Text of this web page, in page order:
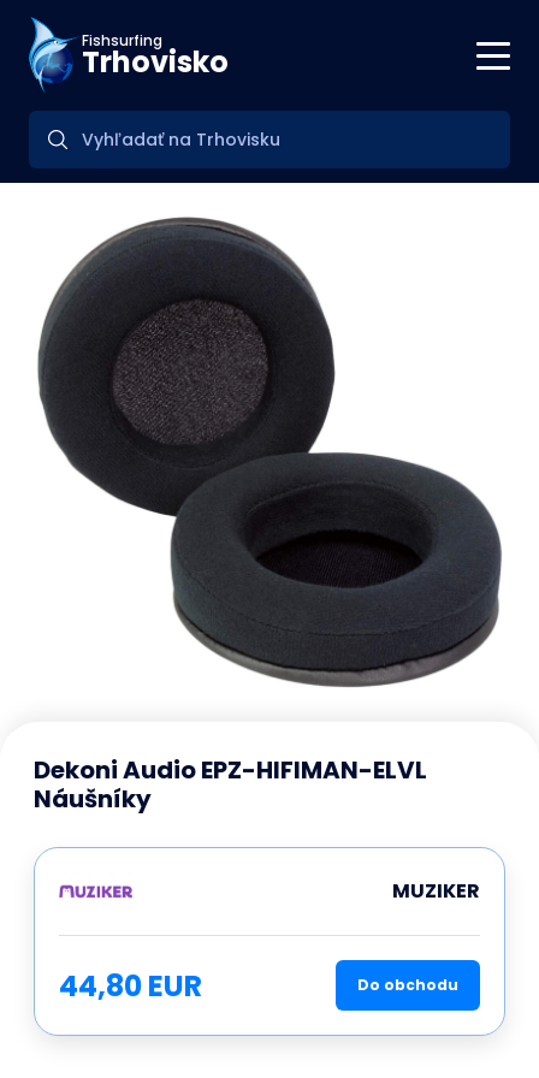
Fishsurfing
Trhovisko
Dekoni Audio EPZ-HIFIMAN-ELVL
Náušníky
MUZIKER
44,80 EUR Do obchodu